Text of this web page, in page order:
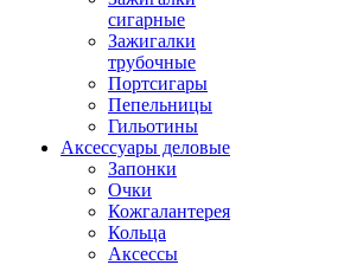
сигарные
Зажигалки
трубочные
Портсигары
Пепельницы
Гильотины
Аксессуары деловые
Запонки
Очки
Кожгалантерея
Кольца
Аксессы